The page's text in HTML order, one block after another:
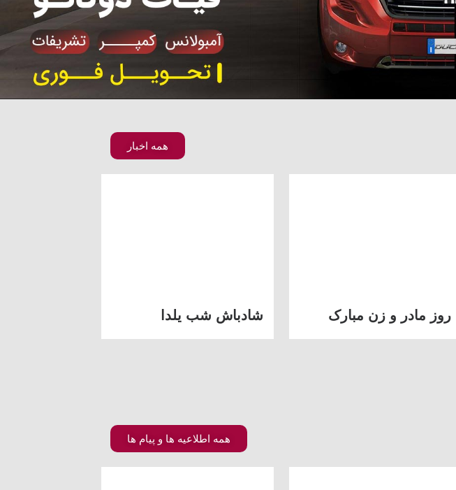
همه اخبار
روز مادر و زن مبارک شادباش شب یلدا
همه اطلاعیه ها و پیام ها